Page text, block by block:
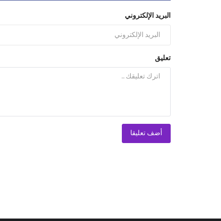
البريد الإلكتروني
تعليق
أضف تعليقا